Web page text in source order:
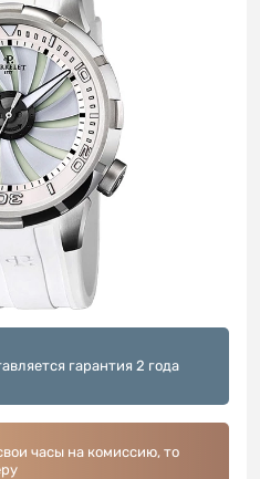
гарантия 2 года
часы на комиссию, то